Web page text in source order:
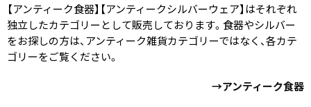
【アンティーク食器】【アンティークシルバーウェア】はそれぞれ
独立したカテゴリーとして販売しております。食器やシルバー
をお探しの方は、アンティーク雑貨カテゴリーではなく、各カテ
ゴリーをご覧ください。
→アンティーク食器